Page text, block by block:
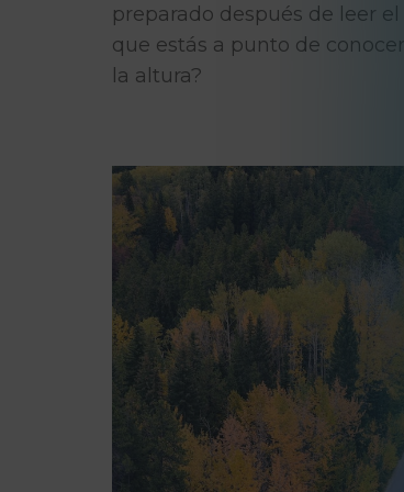
preparado después de leer
que estás a punto de
la altura?